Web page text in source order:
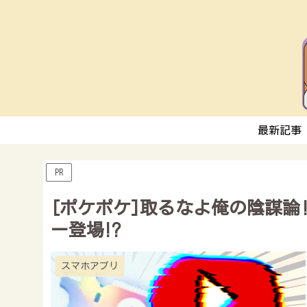
最新記事
PR
[ポケポケ]取るなよ俺の陰謀
ー登場⁉︎
スマホアプリ